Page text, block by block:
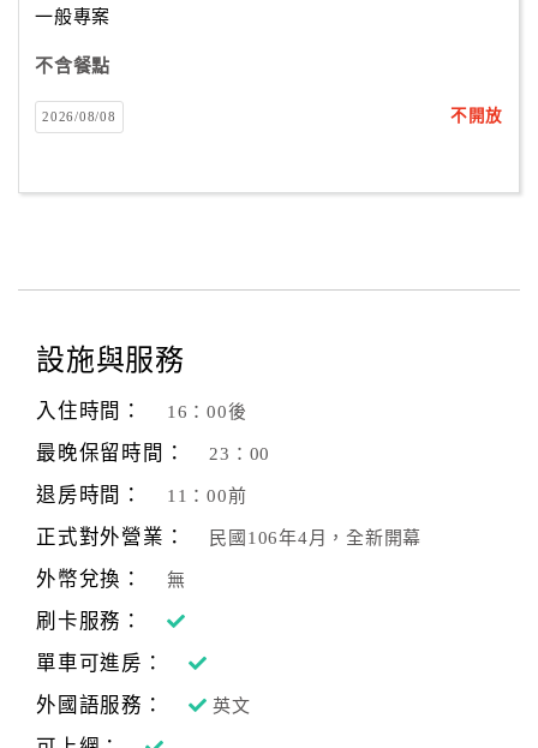
商
合
作
劃
品
宣
傳
一般專案
不含餐點
2026/08/08 不開放
設施與服務
入住時間： 16：00後
最晚保留時間： 23：00
退房時間： 11：00前
正式對外營業： 民國106年4月，全新開幕
外幣兌換： 無
刷卡服務：
單車可進房：
外國語服務：
英文